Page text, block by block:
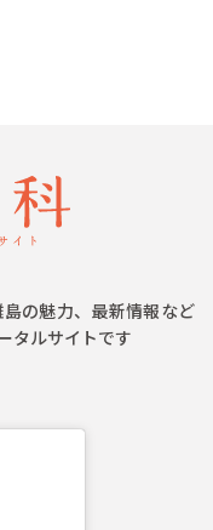
の魅力、最新情報など
タルサイトです